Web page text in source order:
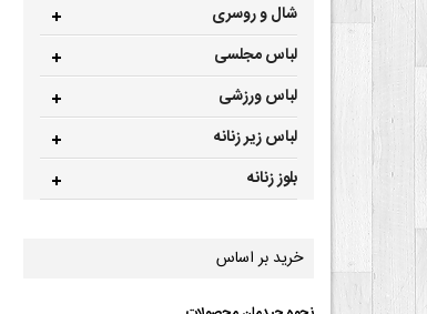
شال و روسری
لباس مجلسی
لباس ورزشی
لباس زیر زنانه
بلوز زنانه
خرید بر اساس